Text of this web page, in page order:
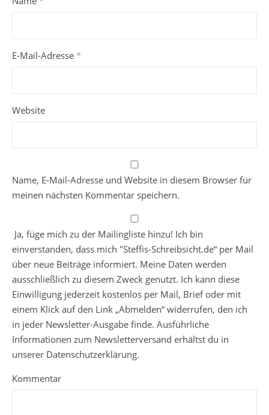
E-Mail-Adresse *
Website
Name, E-Mail-Adresse und Website in diesem Browser für
meinen nächsten Kommentar speichern.
Ja, füge mich zu der Mailingliste hinzu! Ich bin
einverstanden, dass mich "Steffis-Schreibsicht.de“ per Mail
über neue Beiträge informiert. Meine Daten werden
ausschließlich zu diesem Zweck genutzt. Ich kann diese
Einwilligung jederzeit kostenlos per Mail, Brief oder mit
einem Klick auf den Link „Abmelden“ widerrufen, den ich
in jeder Newsletter-Ausgabe finde. Ausführliche
Informationen zum Newsletterversand erhältst du in
unserer Datenschutzerklärung.
Kommentar